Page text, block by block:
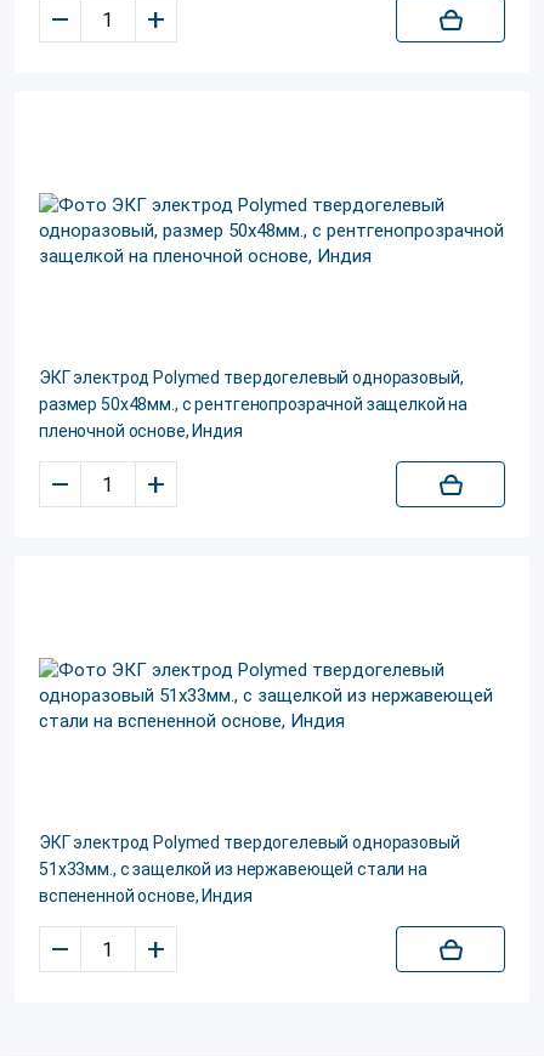
– +
ЭКГ электрод Polуmed твердогелевый одноразовый,
размер 50х48мм., с рентгенопрозрачной защелкой на
пленочной основе, Индия
– +
ЭКГ электрод Polуmed твердогелевый одноразовый
51х33мм., с защелкой из нержавеющей стали на
вспененной основе, Индия
– +